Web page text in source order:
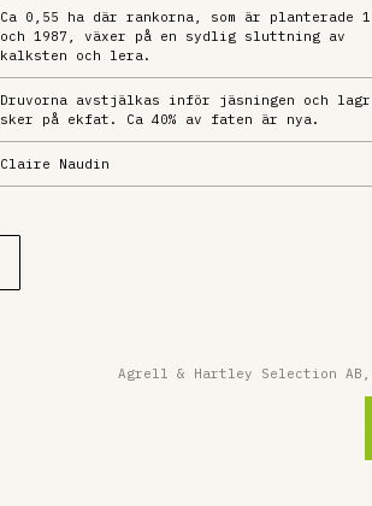
Ca 0,55 ha där rankorna, som är planterade
och 1987, växer på en sydlig sluttning av
kalksten och lera.
Druvorna avstjälkas inför jäsningen och
sker på ekfat. Ca 40% av faten är nya.
Claire Naudin
Agrell & Hartley Selection